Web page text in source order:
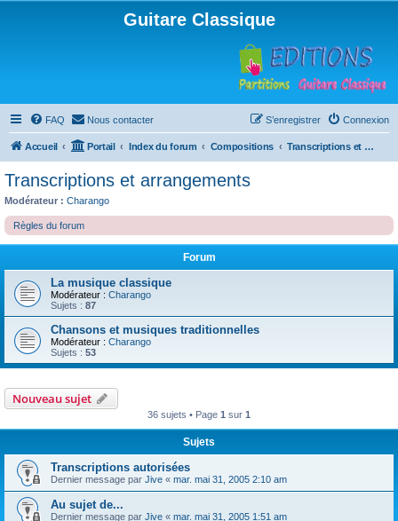
Guitare Classique
FAQ Nous contacter Connexion
S’enregistrer
Accueil Portail Index du forum Compositions Transcriptions et arrangements
Transcriptions et arrangements
Modérateur : Charango
Règles du forum
Forum
La musique classique
Modérateur : Charango
Sujets : 87
Chansons et musiques traditionnelles
Modérateur : Charango
Sujets : 53
Nouveau sujet
36 sujets • Page 1 sur 1
Sujets
Transcriptions autorisées
Dernier message par Jive « mar. mai 31, 2005 2:10 am
Au sujet de...
Dernier message par Jive « mar. mai 31, 2005 1:51 am